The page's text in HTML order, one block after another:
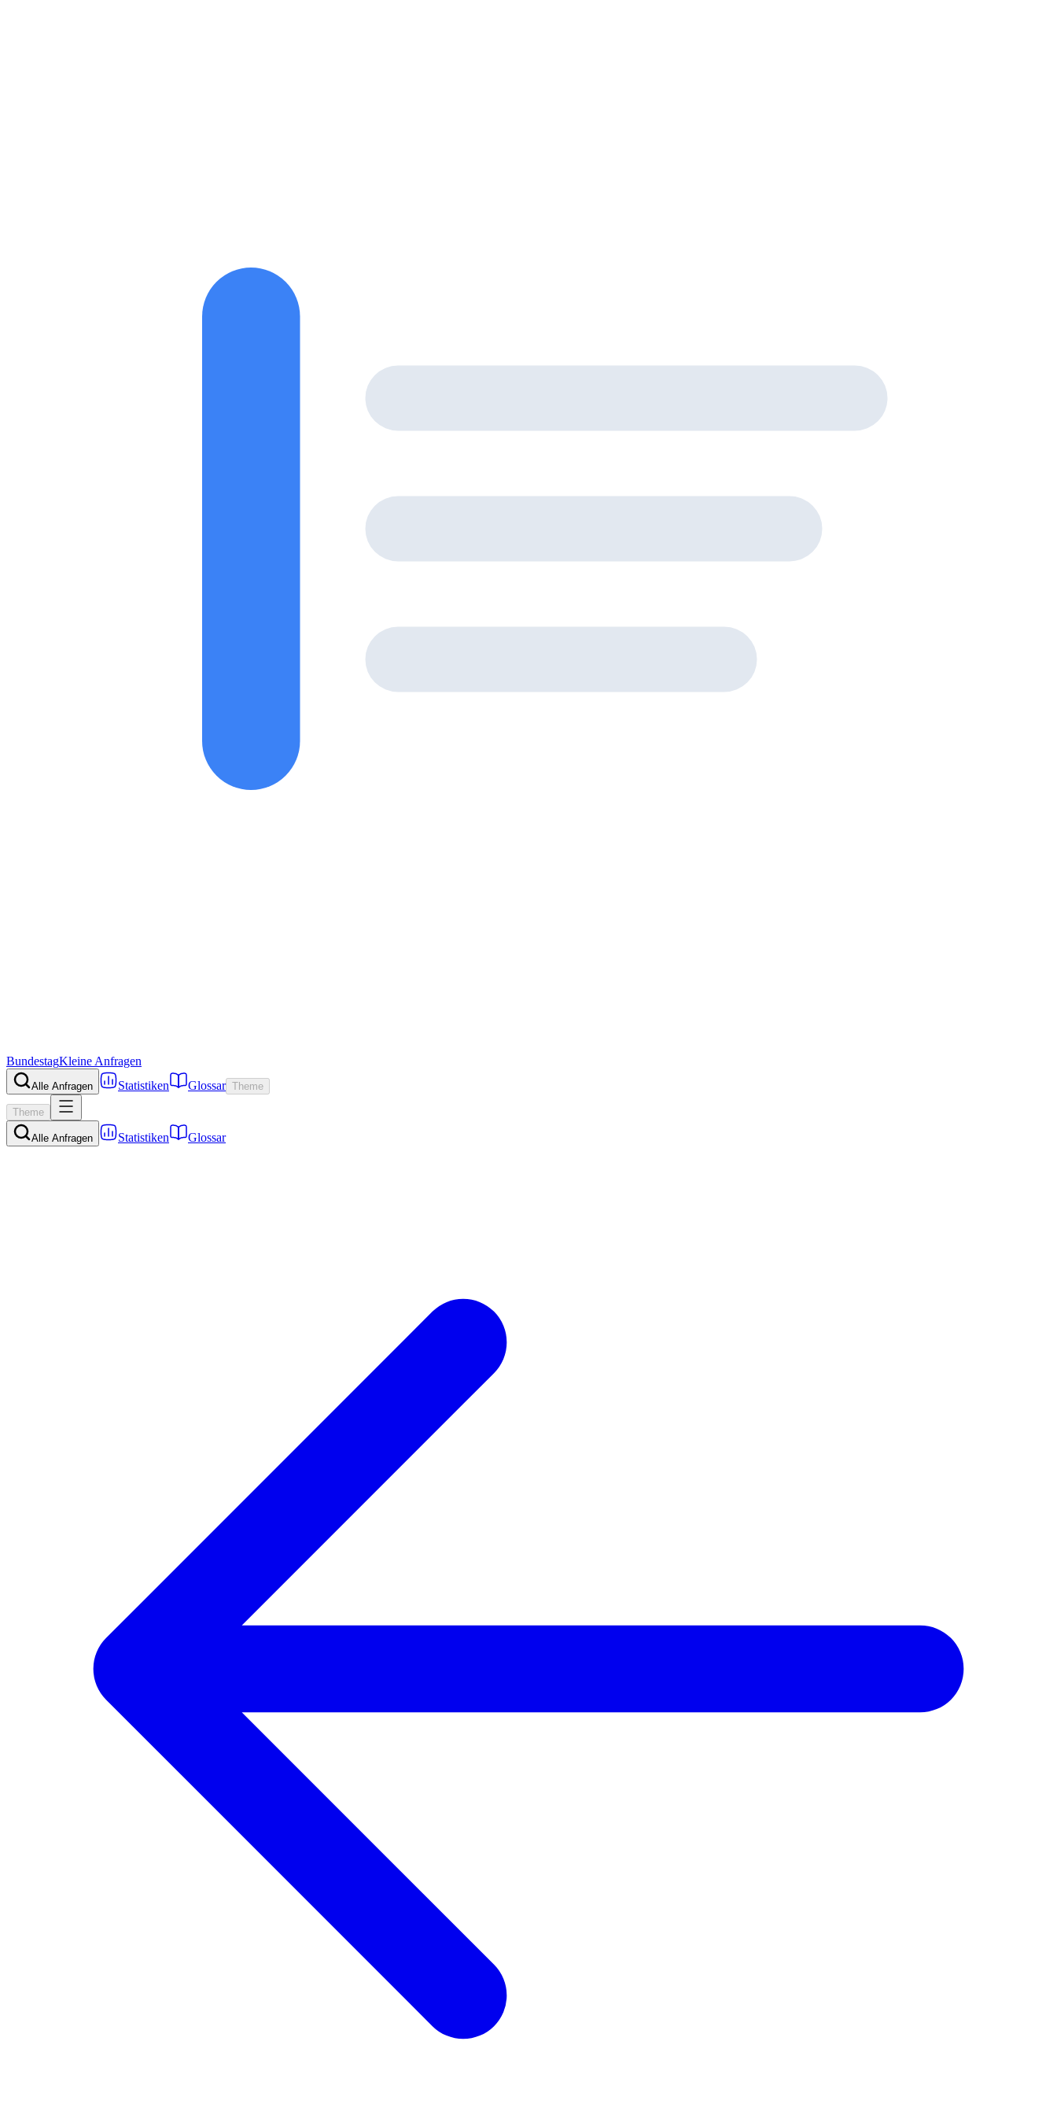
BundestagKleine Anfragen
Alle Anfragen Statistiken Glossar Theme
Theme
Alle Anfragen Statistiken Glossar